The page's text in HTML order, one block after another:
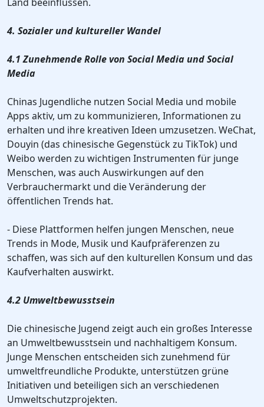
4. Sozialer und kultureller Wandel
4.1 Zunehmende Rolle von Social Media und Social
Media
Chinas Jugendliche nutzen Social Media und mobile
Apps aktiv, um zu kommunizieren, Informationen zu
erhalten und ihre kreativen Ideen umzusetzen. WeChat,
Douyin (das chinesische Gegenstück zu TikTok) und
Weibo werden zu wichtigen Instrumenten für junge
Menschen, was auch Auswirkungen auf den
Verbrauchermarkt und die Veränderung der
öffentlichen Trends hat.
- Diese Plattformen helfen jungen Menschen, neue
Trends in Mode, Musik und Kaufpräferenzen zu
schaffen, was sich auf den kulturellen Konsum und das
Kaufverhalten auswirkt.
4.2 Umweltbewusstsein
Die chinesische Jugend zeigt auch ein großes Interesse
an Umweltbewusstsein und nachhaltigem Konsum.
Junge Menschen entscheiden sich zunehmend für
umweltfreundliche Produkte, unterstützen grüne
Initiativen und beteiligen sich an verschiedenen
Umweltschutzprojekten.